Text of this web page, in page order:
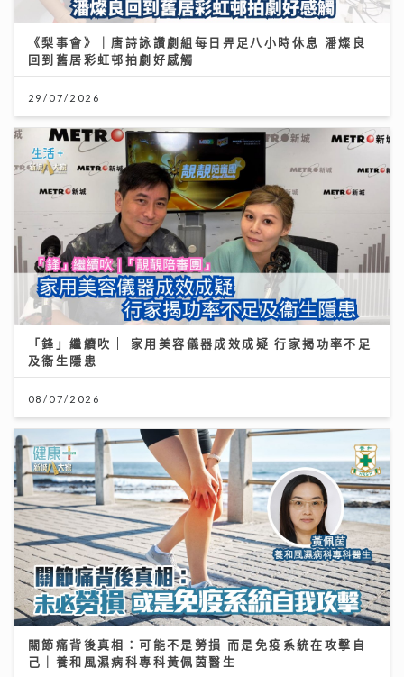
《梨事會》｜唐詩詠讚劇組每日畀足八小時休息 潘燦良
回到舊居彩虹邨拍劇好感觸
29/07/2026
「鋒」繼續吹 | 家用美容儀器成效成疑 行家揭功率不足
及衞生隱患
08/07/2026
關節痛背後真相：可能不是勞損 而是免疫系統在攻擊自
己｜養和風濕病科專科黃佩茵醫生